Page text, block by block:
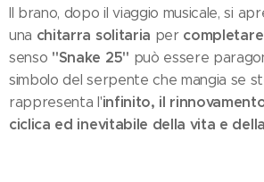
Il brano, dopo il viaggio musicale, si
una chitarra solitaria per
senso "Snake 25" può essere
simbolo del serpente che mangia se
rappresenta l'infinito, il
ciclica ed inevitabile della vita e